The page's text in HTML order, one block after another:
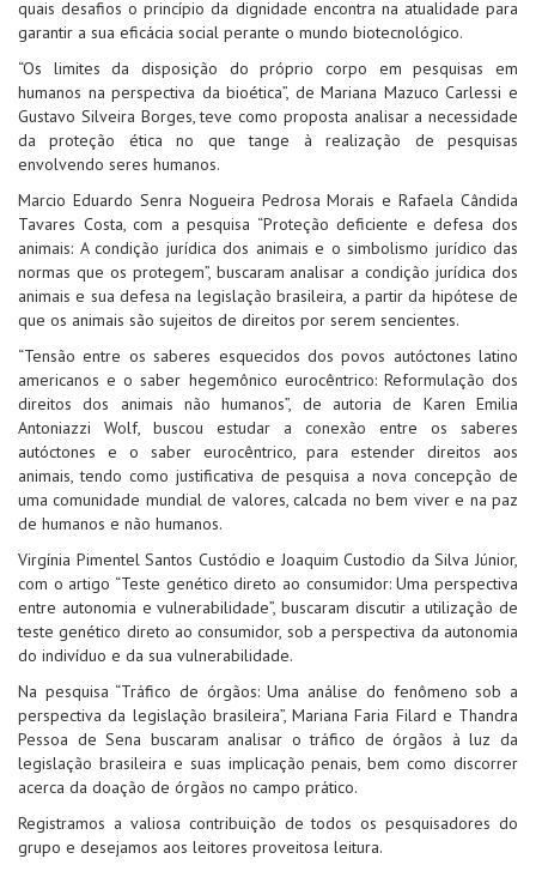
quais desafios o princípio da dignidade encontra na atualidade para
garantir a sua eficácia social perante o mundo biotecnológico.
“Os limites da disposição do próprio corpo em pesquisas em
humanos na perspectiva da bioética”, de Mariana Mazuco Carlessi e
Gustavo Silveira Borges, teve como proposta analisar a necessidade
da proteção ética no que tange à realização de pesquisas
envolvendo seres humanos.
Marcio Eduardo Senra Nogueira Pedrosa Morais e Rafaela Cândida
Tavares Costa, com a pesquisa “Proteção deficiente e defesa dos
animais: A condição jurídica dos animais e o simbolismo jurídico das
normas que os protegem”, buscaram analisar a condição jurídica dos
animais e sua defesa na legislação brasileira, a partir da hipótese de
que os animais são sujeitos de direitos por serem sencientes.
“Tensão entre os saberes esquecidos dos povos autóctones latino
americanos e o saber hegemônico eurocêntrico: Reformulação dos
direitos dos animais não humanos”, de autoria de Karen Emilia
Antoniazzi Wolf, buscou estudar a conexão entre os saberes
autóctones e o saber eurocêntrico, para estender direitos aos
animais, tendo como justificativa de pesquisa a nova concepção de
uma comunidade mundial de valores, calcada no bem viver e na paz
de humanos e não humanos.
Virgínia Pimentel Santos Custódio e Joaquim Custodio da Silva Júnior,
com o artigo “Teste genético direto ao consumidor: Uma perspectiva
entre autonomia e vulnerabilidade”, buscaram discutir a utilização de
teste genético direto ao consumidor, sob a perspectiva da autonomia
do indivíduo e da sua vulnerabilidade.
Na pesquisa “Tráfico de órgãos: Uma análise do fenômeno sob a
perspectiva da legislação brasileira”, Mariana Faria Filard e Thandra
Pessoa de Sena buscaram analisar o tráfico de órgãos à luz da
legislação brasileira e suas implicação penais, bem como discorrer
acerca da doação de órgãos no campo prático.
Registramos a valiosa contribuição de todos os pesquisadores do
grupo e desejamos aos leitores proveitosa leitura.